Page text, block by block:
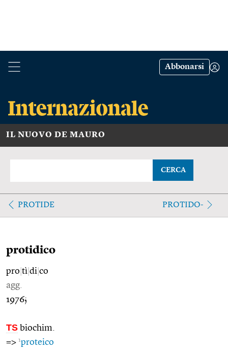
Abbonarsi
IL NUOVO DE MAURO
CERCA
PROTIDE PROTIDO-
protidico
pro tì di co
agg.
1976;
TS biochim.
=> 1proteico